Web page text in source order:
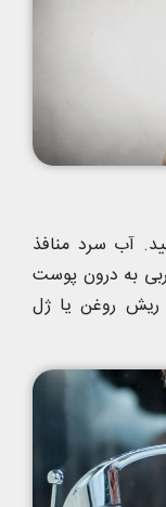
آب سرد منافذ
به درون پوست
ریش روغن یا ژل